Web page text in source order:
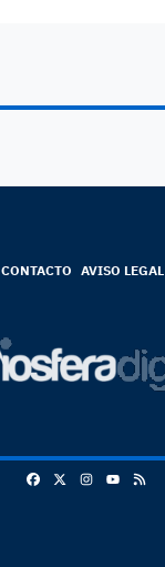
CONTACTO AVISO LEGAL
FacebookInstagram